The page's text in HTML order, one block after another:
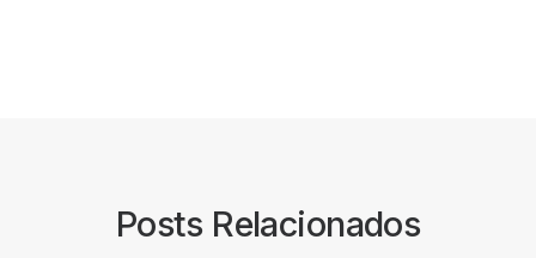
Posts Relacionados